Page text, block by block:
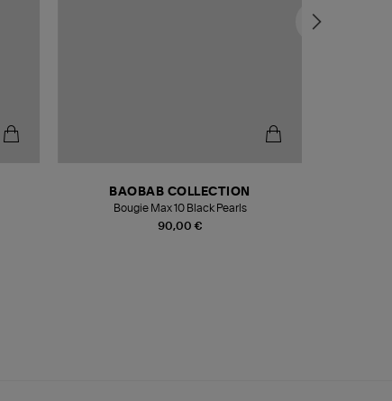
90,00 €
BAOBAB COLLECTION
Bougie Max 10 Black Pearls